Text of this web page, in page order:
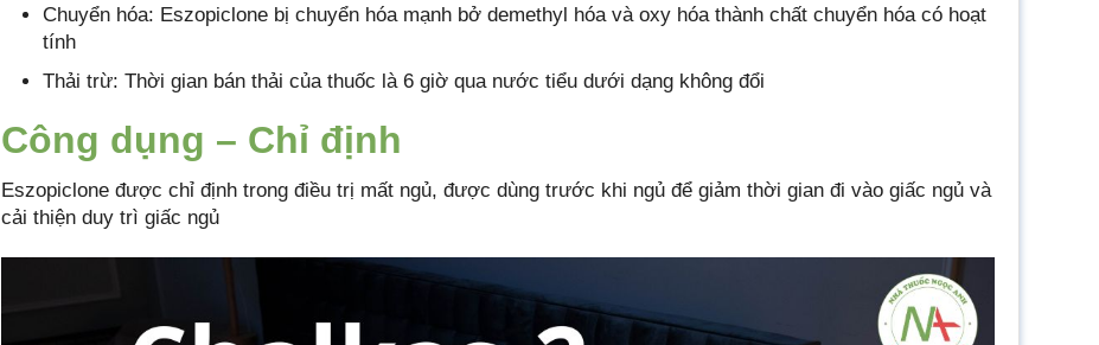
Chuyển hóa: Eszopiclone bị chuyển hóa mạnh bở demethyl hóa và oxy hóa thành chất chuyển hóa có hoạt
tính
Thải trừ: Thời gian bán thải của thuốc là 6 giờ qua nước tiểu dưới dạng không đổi
Công dụng – Chỉ định
Eszopiclone được chỉ định trong điều trị mất ngủ, được dùng trước khi ngủ để giảm thời gian đi vào giấc ngủ và
cải thiện duy trì giấc ngủ